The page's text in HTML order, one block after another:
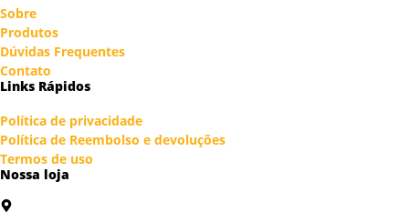
Sobre
Produtos
Dúvidas Frequentes
Contato
Links Rápidos
Política de privacidade
Política de Reembolso e devoluções
Termos de uso
Nossa loja